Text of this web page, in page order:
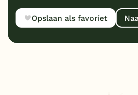
Opslaan als favoriet